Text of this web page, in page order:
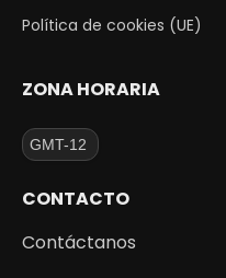
Política de cookies (UE)
ZONA HORARIA
CONTACTO
Contáctanos